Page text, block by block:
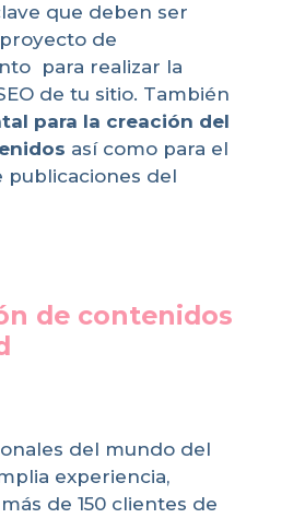
que deben ser
de
para realizar la
de tu sitio. También
para la creación del
así como para el
publicaciones del
de contenidos
del mundo del
experiencia,
de 150 clientes de